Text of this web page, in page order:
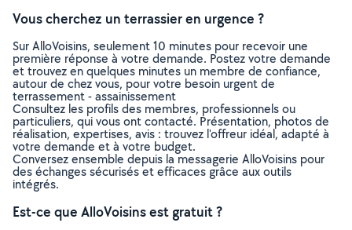
Vous cherchez un terrassier en urgence ?
Sur AlloVoisins, seulement 10 minutes pour recevoir une
première réponse à votre demande. Postez votre demande
et trouvez en quelques minutes un membre de confiance,
autour de chez vous, pour votre besoin urgent de
terrassement - assainissement
Consultez les profils des membres, professionnels ou
particuliers, qui vous ont contacté. Présentation, photos de
réalisation, expertises, avis : trouvez l'offreur idéal, adapté à
votre demande et à votre budget.
Conversez ensemble depuis la messagerie AlloVoisins pour
des échanges sécurisés et efficaces grâce aux outils
intégrés.
Est-ce que AlloVoisins est gratuit ?